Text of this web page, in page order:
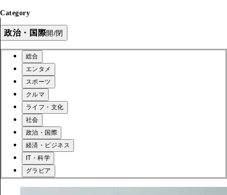
Category
政治・国際開/閉
総合
エンタメ
スポーツ
クルマ
ライフ・文化
社会
政治・国際
経済・ビジネス
IT・科学
グラビア